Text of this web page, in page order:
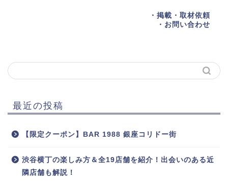
・掲載・取材依頼
・お問い合わせ
最近の投稿
【限定クーポン】BAR 1988 銀座コリドー街
渋谷横丁の楽しみ方＆全19店舗を紹介！出会いのある近
隣店舗も解説！